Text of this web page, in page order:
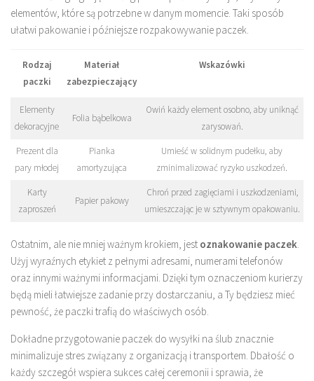
elementów, które są potrzebne w danym momencie. Taki sposób
ułatwi pakowanie i późniejsze rozpakowywanie paczek.
Rodzaj
paczki
Materiał
zabezpieczający
Wskazówki
Elementy
dekoracyjne
Folia bąbelkowa
Owiń każdy element osobno, aby uniknąć
zarysowań.
Prezent dla
pary młodej
Pianka
amortyzująca
Umieść w solidnym pudełku, aby
zminimalizować ryzyko uszkodzeń.
Karty
zaproszeń
Papier pakowy
Chroń przed zagięciami i uszkodzeniami,
umieszczając je w sztywnym opakowaniu.
Ostatnim, ale nie mniej ważnym krokiem, jest oznakowanie paczek.
Użyj wyraźnych etykiet z pełnymi adresami, numerami telefonów
oraz innymi ważnymi informacjami. Dzięki tym oznaczeniom kurierzy
będą mieli łatwiejsze zadanie przy dostarczaniu, a Ty będziesz mieć
pewność, że paczki trafią do właściwych osób.
Dokładne przygotowanie paczek do wysyłki na ślub znacznie
minimalizuje stres związany z organizacją i transportem. Dbałość o
każdy szczegół wspiera sukces całej ceremonii i sprawia, że